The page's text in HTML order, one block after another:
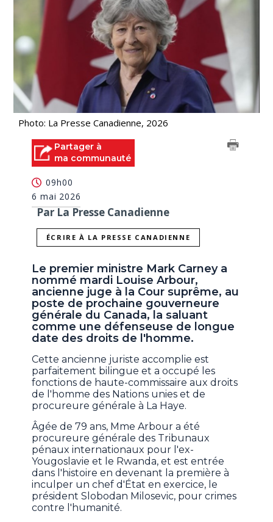
Photo: La Presse Canadienne, 2026
Partager à
ma communauté
09h00
6 mai 2026
Par La Presse Canadienne
ÉCRIRE À LA PRESSE CANADIENNE
Le premier ministre Mark Carney a
nommé mardi Louise Arbour,
ancienne juge à la Cour suprême, au
poste de prochaine gouverneure
générale du Canada, la saluant
comme une défenseuse de longue
date des droits de l'homme.
Cette ancienne juriste accomplie est
parfaitement bilingue et a occupé les
fonctions de haute-commissaire aux droits
de l'homme des Nations unies et de
procureure générale à La Haye.
Âgée de 79 ans, Mme Arbour a été
procureure générale des Tribunaux
pénaux internationaux pour l'ex-
Yougoslavie et le Rwanda, et est entrée
dans l'histoire en devenant la première à
inculper un chef d'État en exercice, le
président Slobodan Milosevic, pour crimes
contre l'humanité.